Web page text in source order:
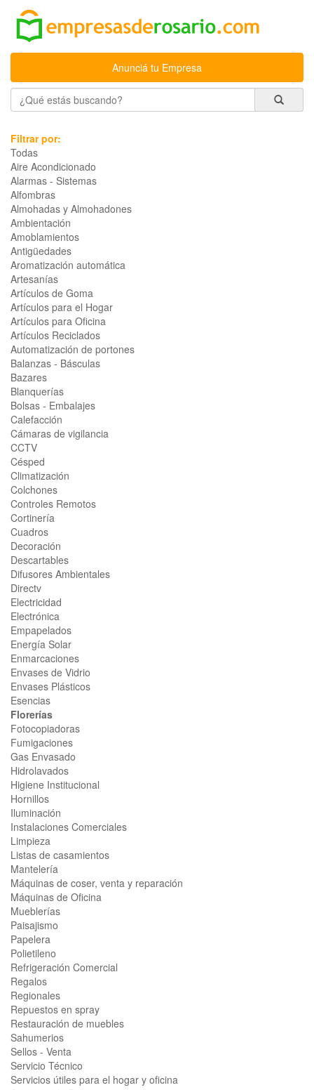
Anunciá tu Empresa
Filtrar por:
Todas
Aire Acondicionado
Alarmas - Sistemas
Alfombras
Almohadas y Almohadones
Ambientación
Amoblamientos
Antigüedades
Aromatización automática
Artesanías
Artículos de Goma
Artículos para el Hogar
Artículos para Oficina
Artículos Reciclados
Automatización de portones
Balanzas - Básculas
Bazares
Blanquerías
Bolsas - Embalajes
Calefacción
Cámaras de vigilancia
CCTV
Césped
Climatización
Colchones
Controles Remotos
Cortinería
Cuadros
Decoración
Descartables
Difusores Ambientales
Directv
Electricidad
Electrónica
Empapelados
Energía Solar
Enmarcaciones
Envases de Vidrio
Envases Plásticos
Esencias
Florerías
Fotocopiadoras
Fumigaciones
Gas Envasado
Hidrolavados
Higiene Institucional
Hornillos
Iluminación
Instalaciones Comerciales
Limpieza
Listas de casamientos
Mantelería
Máquinas de coser, venta y reparación
Máquinas de Oficina
Mueblerías
Paisajismo
Papelera
Polietileno
Refrigeración Comercial
Regalos
Regionales
Repuestos en spray
Restauración de muebles
Sahumerios
Sellos - Venta
Servicio Técnico
Servicios útiles para el hogar y oficina